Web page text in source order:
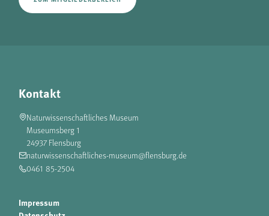
Kontakt
Naturwissenschaftliches Museum
Museumsberg 1
24937 Flensburg
naturwissenschaftliches-museum@flensburg.de
0461 85-2504
Impressum